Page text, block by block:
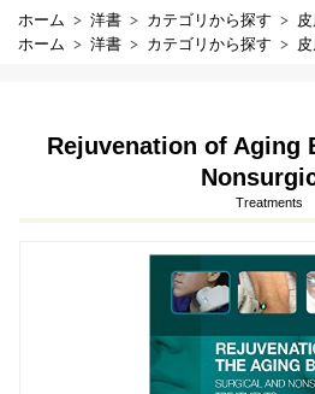
ホーム 洋書 カテゴリから探す
ホーム
洋書 カテゴリから探す
Rejuvenation of Aging
Treatments